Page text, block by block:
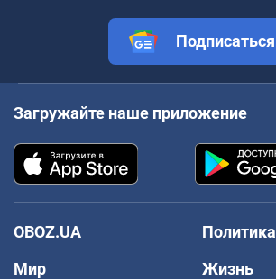
Подписаться
Загружайте наше приложение
OBOZ.UA
Политика
Мир
Жизнь